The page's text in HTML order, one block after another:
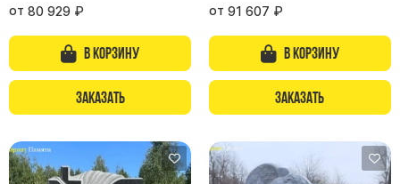
от 80 929 ₽
В корзину
Заказать
от 91 607 ₽
В корзину
Заказать